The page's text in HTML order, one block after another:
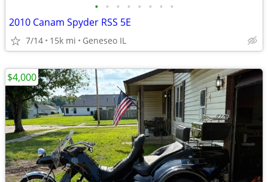
• • • • • • • •
2010 Canam Spyder RSS 5E
7/14 15k mi Geneseo IL
$4,000